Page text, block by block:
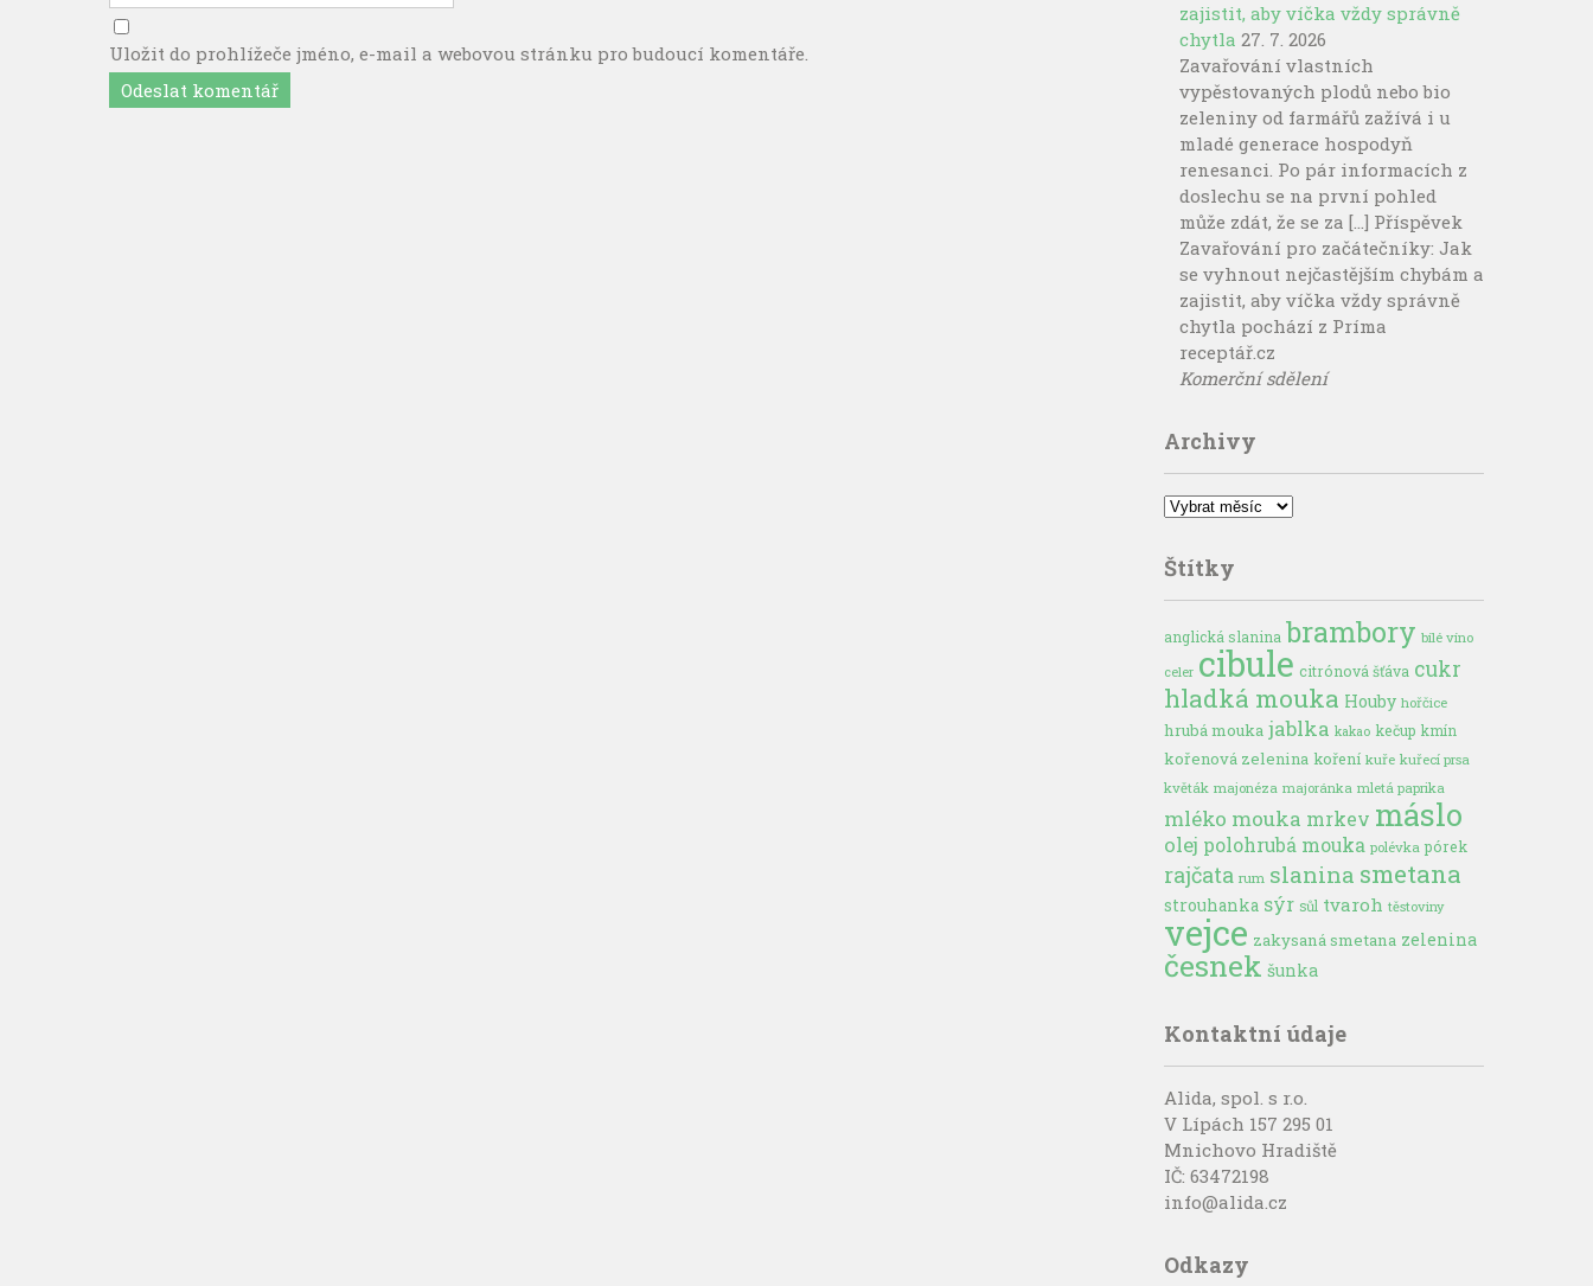
Uložit do prohlížeče jméno, e-mail a webovou stránku pro budoucí komentáře.
zajistit, aby víčka vždy správně
chytla 27. 7. 2026
Zavařování vlastních
vypěstovaných plodů nebo bio
zeleniny od farmářů zažívá i u
mladé generace hospodyň
renesanci. Po pár informacích z
doslechu se na první pohled
může zdát, že se za […] Příspěvek
Zavařování pro začátečníky: Jak
se vyhnout nejčastějším chybám a
zajistit, aby víčka vždy správně
chytla pochází z Príma
receptář.cz
Komerční sdělení
Archivy
Archivy
Štítky
anglická slanina brambory bílé víno
celer cibule citrónová šťáva cukr
hladká mouka Houby hořčice
hrubá mouka jablka kakao kečup kmín
kořenová zelenina koření kuře kuřecí prsa
květák majonéza majoránka mletá paprika
mléko mouka mrkev máslo
olej polohrubá mouka polévka pórek
rajčata rum slanina smetana
strouhanka sýr sůl tvaroh těstoviny
vejce zakysaná smetana zelenina
česnek šunka
Kontaktní údaje
Alida, spol. s r.o.
V Lípách 157 295 01
Mnichovo Hradiště
IČ: 63472198
info@alida.cz
Odkazy